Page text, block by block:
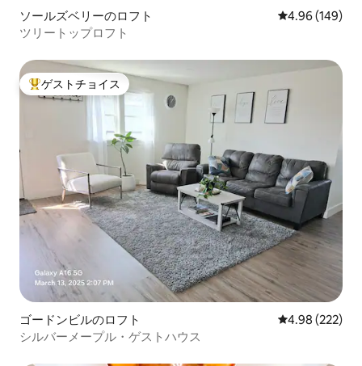
ソールズベリーのロフト レビュー149
4.96 (149)
ツリートップロフト
大好評のゲストチョイスです。
ゲストチョイス
ゴードンビルのロフト レビュー222
4.98 (222)
シルバーメープル・ゲストハウス